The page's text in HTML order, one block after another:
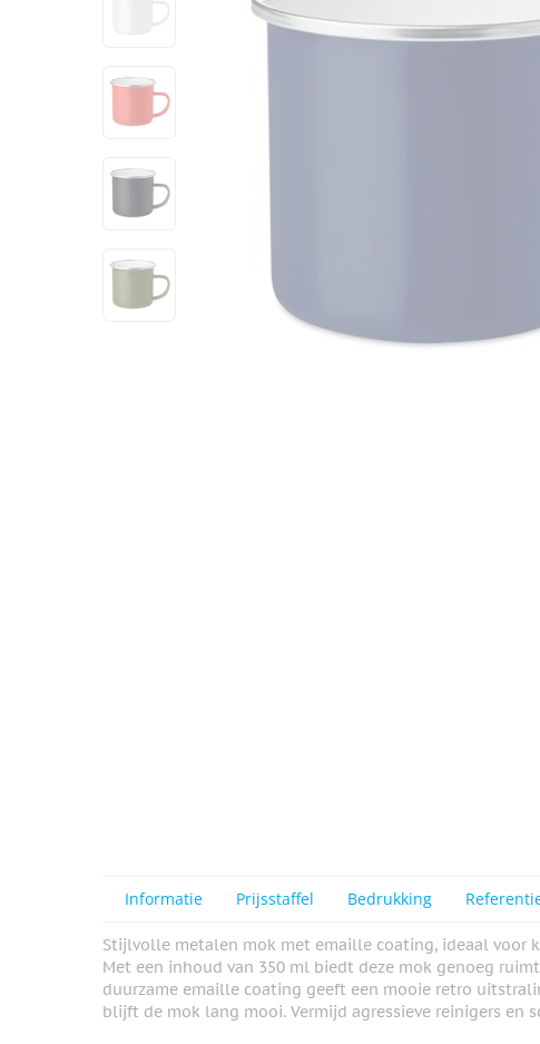
View larger image
View larger image
View larger image
Informatie Prijsstaffel Bedrukking
Stijlvolle metalen mok met emaille coating, ideaal voor
Met een inhoud van 350 ml biedt deze mok genoeg
duurzame emaille coating geeft een mooie retro
blijft de mok lang mooi. Vermijd agressieve reinigers en